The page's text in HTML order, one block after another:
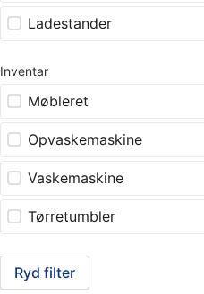
Ladestander
Inventar
Møbleret
Opvaskemaskine
Vaskemaskine
Tørretumbler
Ryd filter